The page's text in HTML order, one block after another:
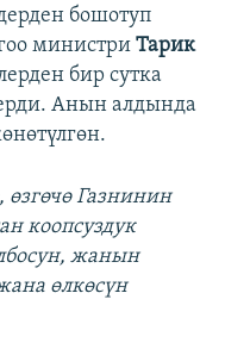
бошотуп
министри Тарик
бир сутка
Анын алдында
Газнинин
коопсуздук
жанын
өлкөсүн